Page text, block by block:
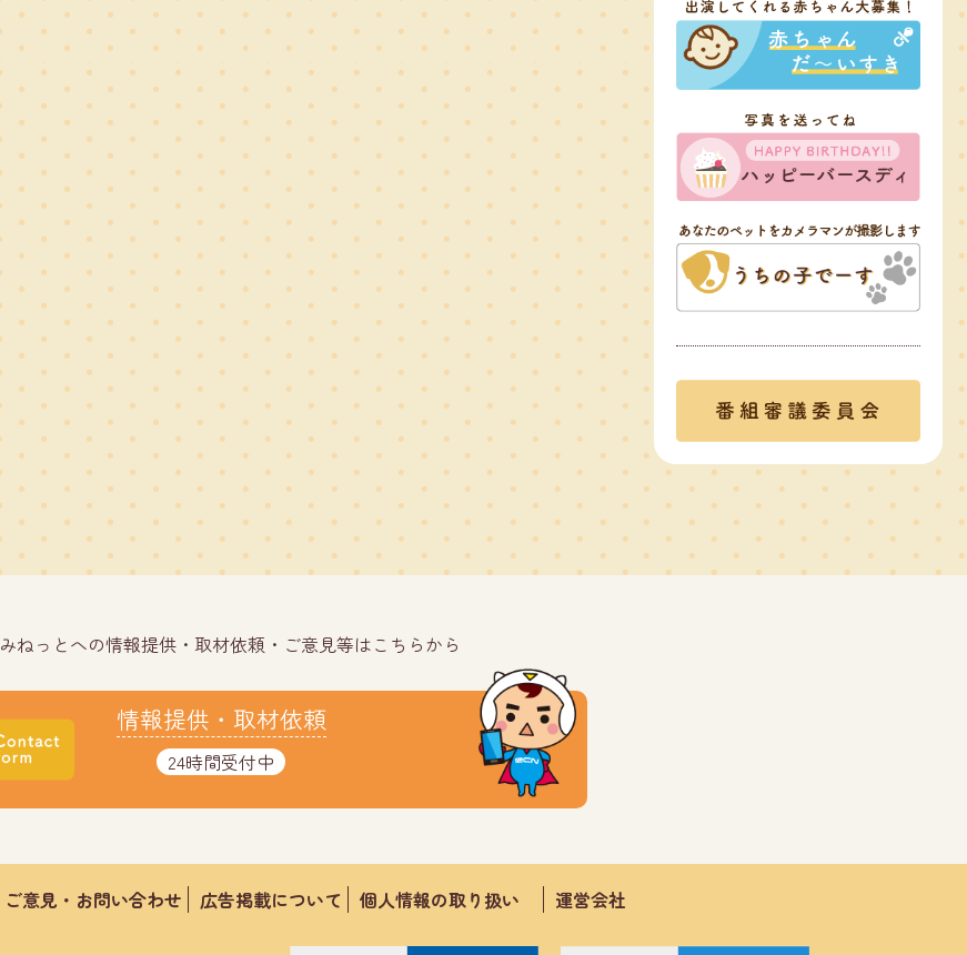
みねっとへの情報提供・取材依頼・ご意見等はこちらから
情報提供・取材依頼
24時間受付中
ご意見・お問い合わせ 広告掲載について 個人情報の取り扱い 運営会社